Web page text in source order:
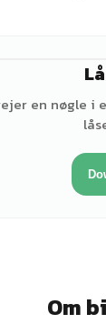
en nøgle i
Om